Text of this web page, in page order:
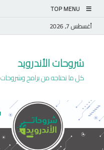
TOP MENU
أغسطس 7, 2026
شروحات الأندرويد
كل ما تحتاجه من برامج وشروحات